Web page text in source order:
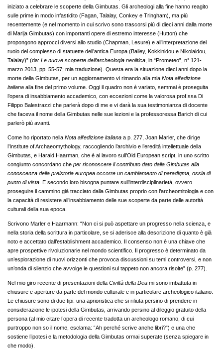
iniziato a celebrare le scoperte della Gimbutas. Gli archeologi alla fine hanno reagito
sulle prime in modo infastidito (Fagan, Talalay, Conkey e Tringham), ma più
recentemente (e nel momento in cui scrivo sono trascorsi più di dieci anni dalla morte
di Marija Gimbutas) con importanti opere di estremo interesse (Hutton) che
propongono approcci diversi allo studio (Chapman, Lesure) e all’interpretazione del
ruolo del complesso di statuette dell’antica Europa (Bailey, Kokkinidou e Nikolaidou,
Talalay)” (da: Le nuove scoperte dell’archeologia neolitica , in “Prometeo”, n° 121-
marzo 2013, pp. 55-57; mia traduzione). Questa era la situazione dieci anni dopo la
morte della Gimbutas, per un aggiornamento vi rimando alla mia Nota all’edizione
italiana alla fine del primo volume. Oggi il quadro non è variato, semmai è proseguita
l’opera di insabbiamento accademico, con eccezioni come la valorosa prof.ssa Di
Filippo Balestrazzi che parlerà dopo di me e vi darà la sua testimonianza di docente
che faceva il nome della Gimbutas nelle sue lezioni e la professoressa Barich di cui
parlerò più avanti.
Come ho riportato nella Nota all’edizione italiana a p. 277, Joan Marler, che dirige
l’Institute of Archaeomythology, raccogliendo l’archivio e l’eredità intellettuale della
Gimbutas, e Harald Haarman, che è al lavoro sull’Old European script, in uno scritto
congiunto concordano che per riconoscere il contributo dato dalla Gimbutas alla
conoscenza della preistoria europea occorre un cambiamento di paradigma, ossia di
punto di vista . E secondo loro bisogna puntare sull’interdisciplinarietà, ovvero
proseguire il cammino già tracciato dalla Gimbutas proprio con l’archeomitologia e con
la capacità di resistere all’insabbiamento delle sue scoperte da parte delle autorità
culturali della sua epoca.
Scrivono Marler e Haarmann: “Non ci si può aspettare un progresso nella scienza, e
nella storia della scrittura in particolare, se si aderisce alla descrizione di quanto è già
noto e accettato dall’establishment accademico. Il consenso non è una chiave che
apre prospettive rivoluzionarie nel mondo scientifico. Il progresso è determinato da
un’esplorazione di nuovi orizzonti che provoca discussioni su temi controversi, e non
un’onda di silenzio che avvolge le questioni sul tappeto non ancora risolte” (p. 277).
Nel mio giro recente di presentazioni della Civiltà della Dea mi sono imbattuta in
chiusure e aperture da parte del mondo culturale e in particolare archeologico italiano.
Le chiusure sono di due tipi: una aprioristica che si rifiuta persino di prendere in
considerazione le ipotesi della Gimbutas, arrivando persino al dileggio gratuito della
persona (al mio citare l’opera di recente tradotta un archeologo romano, di cui
purtroppo non so il nome, esclama: “Ah perché scrive anche libri?”) e una che
sostiene l’ipotesi e la metodologia della Gimbutas ormai superate (senza spiegare in
che modo).